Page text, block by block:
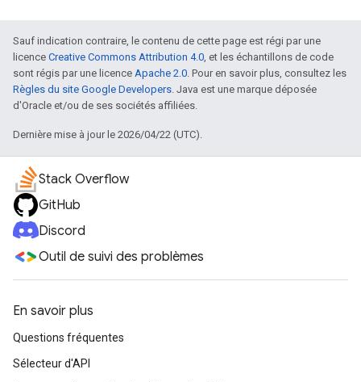
Sauf indication contraire, le contenu de cette page est régi par une
licence Creative Commons Attribution 4.0 , et les échantillons de code
sont régis par une licence Apache 2.0 . Pour en savoir plus, consultez les
Règles du site Google Developers . Java est une marque déposée
d'Oracle et/ou de ses sociétés affiliées.
Dernière mise à jour le 2026/04/22 (UTC).
Stack Overflow
GitHub
Discord
Outil de suivi des problèmes
En savoir plus
Questions fréquentes
Sélecteur d'API